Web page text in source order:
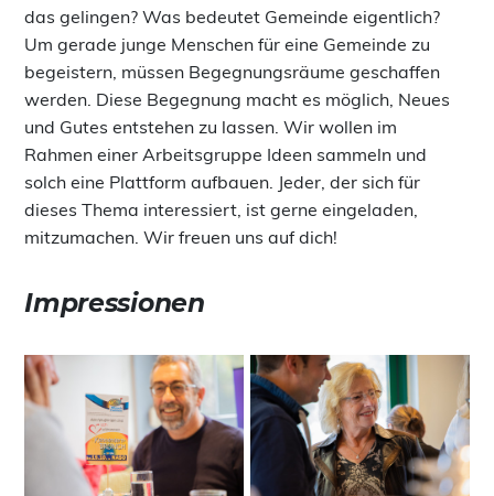
das gelingen? Was bedeutet Gemeinde eigentlich?
Um gerade junge Menschen für eine Gemeinde zu
begeistern, müssen Begegnungsräume geschaffen
werden. Diese Begegnung macht es möglich, Neues
und Gutes entstehen zu lassen. Wir wollen im
Rahmen einer Arbeitsgruppe Ideen sammeln und
solch eine Plattform aufbauen. Jeder, der sich für
dieses Thema interessiert, ist gerne eingeladen,
mitzumachen. Wir freuen uns auf dich!
Impressionen